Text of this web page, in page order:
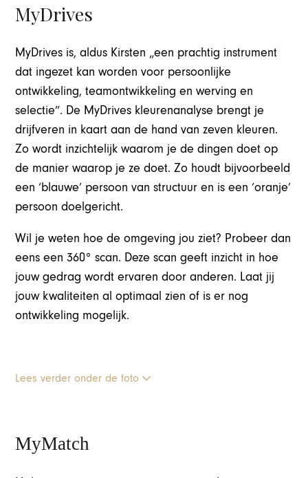
MyDrives
MyDrives is, aldus Kirsten „een prachtig instrument
dat ingezet kan worden voor persoonlijke
ontwikkeling, teamontwikkeling en werving en
selectie”. De MyDrives kleurenanalyse brengt je
drijfveren in kaart aan de hand van zeven kleuren.
Zo wordt inzichtelijk waarom je de dingen doet op
de manier waarop je ze doet. Zo houdt bijvoorbeeld
een ‘blauwe’ persoon van structuur en is een ‘oranje’
persoon doelgericht.
Wil je weten hoe de omgeving jou ziet? Probeer dan
eens een 360° scan. Deze scan geeft inzicht in hoe
jouw gedrag wordt ervaren door anderen. Laat jij
jouw kwaliteiten al optimaal zien of is er nog
ontwikkeling mogelijk.
Lees verder onder de foto
MyMatch